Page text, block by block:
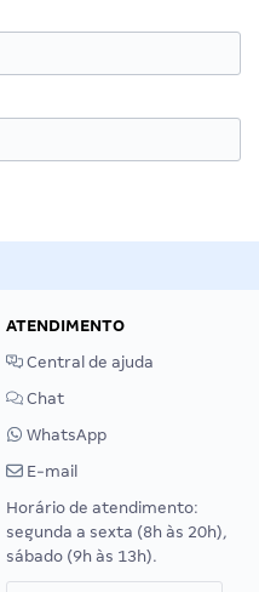
ATENDIMENTO
Central de ajuda
Chat
WhatsApp
E-mail
Horário de atendimento:
segunda a sexta (8h às 20h),
sábado (9h às 13h).